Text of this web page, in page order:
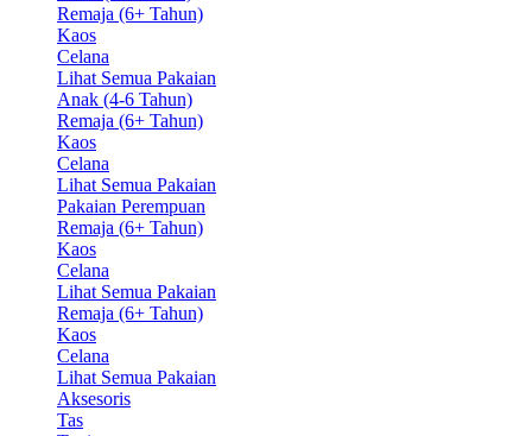
Remaja (6+ Tahun)
Kaos
Celana
Lihat Semua Pakaian
Anak (4-6 Tahun)
Remaja (6+ Tahun)
Kaos
Celana
Lihat Semua Pakaian
Pakaian Perempuan
Remaja (6+ Tahun)
Kaos
Celana
Lihat Semua Pakaian
Remaja (6+ Tahun)
Kaos
Celana
Lihat Semua Pakaian
Aksesoris
Tas